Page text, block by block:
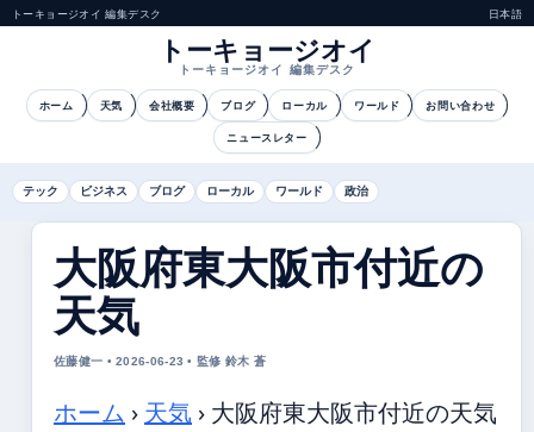
トーキョージオイ 編集デスク 日本語
トーキョージオイ
トーキョージオイ 編集デスク
ホーム 天気 会社概要 ブログ ローカル ワールド お問い合わせ
ニュースレター
テック ビジネス ブログ ローカル ワールド 政治
大阪府東大阪市付近の
天気
佐藤健一 • 2026-06-23 • 監修 鈴木 蒼
ホーム › 天気 › 大阪府東大阪市付近の天気